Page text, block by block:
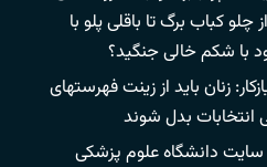
چلو کباب برگ تا باقلی پلو با
با شکم خالی جنگید؟
زنان باید از زینت فهرستهای
انتخابات بدل شوند
دانشگاه علوم پزشکی